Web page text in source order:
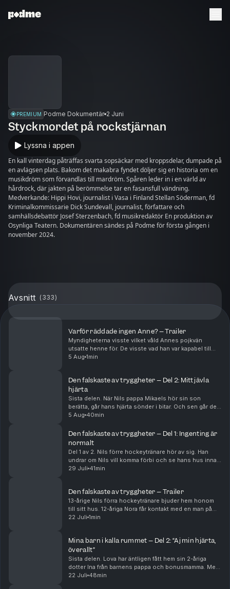
PREMIUM Podme Dokumentär 2 Juni
Styckmordet på rockstjärnan
Lyssna i appen
En kall vinterdag påträffas svarta sopsäckar med kroppsdelar, dumpade på
en avlägsen plats. Bakom det makabra fyndet döljer sig en historia om en
musikdröm som förvandlas till mardröm. Spåren leder in i en värld av
hårdrock, där jakten på berömmelse tar en fasansfull vändning.
Medverkande: Hippi Hovi, journalist i Vasa i Finland Stellan Söderman, fd
Kriminalkommissarie Dick Sundevall, journalist, författare och
samhällsdebattör Josef Sterzenbach, fd musikredaktör En produktion av
Osynliga Teatern. Dokumentären sändes på Podme för första gången i
november 2024.
Avsnitt ( 333)
Varför räddade ingen Anne? – Trailer
Myndigheterna visste vilket våld Annes pojkvän
utsatte henne för. De visste vad han var kapabel till
och de visste om hennes och anhörigas rädsla. Men
5 Aug 1min
Den falskaste av tryggheter – Del 2: Mitt jävla
hjärta
Sista delen. När Nils pappa Mikaels hör sin son
berätta, går hans hjärta sönder i bitar. Och sen går det
fort. Polisen hittar totalt nio pojkar som Nils förra
5 Aug 40min
Den falskaste av tryggheter – Del 1: Ingenting är
normalt
Del 1 av 2. Nils förre hockeytränare hör av sig. Han
undrar om Nils vill komma förbi och se hans hus innan
han ska flytta. Nils, en 13-åring som säger YOLO och ja
29 Juli 41min
Den falskaste av tryggheter – Trailer
13-årige Nils förra hockeytränare bjuder hem honom
till sitt hus. 12-åriga Nora får kontakt med en man på
nätet, som på fritiden är danslärare. Det här är en
22 Juli 1min
Mina barn i kalla rummet – Del 2: “Aj min hjärta,
överallt”
Sista delen. Lova har äntligen fått hem sin 2-åriga
dotter Ina från barnens pappa och bonusmamma. Men
när Lova får se det kraftiga blåmärket på baksidan av
22 Juli 48min